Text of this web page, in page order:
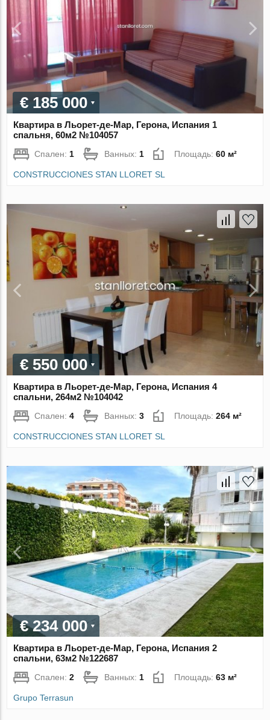
€ 185 000
Квартира в Льорет-де-Мар, Герона, Испания 1
спальня, 60м2 №104057
Спален: 1 Ванных: 1 Площадь:60 м²
CONSTRUCCIONES STAN LLORET SL
€ 550 000
Квартира в Льорет-де-Мар, Герона, Испания 4
спальни, 264м2 №104042
Спален:4 Ванных:3 Площадь:264 м²
CONSTRUCCIONES STAN LLORET SL
€ 234 000
Квартира в Льорет-де-Мар, Герона, Испания 2
спальни, 63м2 №122687
Спален:2 Ванных:1 Площадь:63 м²
Grupo Terrasun